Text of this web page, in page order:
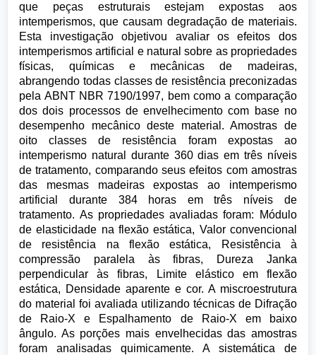
que peças estruturais estejam expostas aos
intemperismos, que causam degradação de materiais.
Esta investigação objetivou avaliar os efeitos dos
intemperismos artificial e natural sobre as propriedades
físicas, químicas e mecânicas de madeiras,
abrangendo todas classes de resistência preconizadas
pela ABNT NBR 7190/1997, bem como a comparação
dos dois processos de envelhecimento com base no
desempenho mecânico deste material. Amostras de
oito classes de resistência foram expostas ao
intemperismo natural durante 360 dias em três níveis
de tratamento, comparando seus efeitos com amostras
das mesmas madeiras expostas ao intemperismo
artificial durante 384 horas em três níveis de
tratamento. As propriedades avaliadas foram: Módulo
de elasticidade na flexão estática, Valor convencional
de resistência na flexão estática, Resistência à
compressão paralela às fibras, Dureza Janka
perpendicular às fibras, Limite elástico em flexão
estática, Densidade aparente e cor. A miscroestrutura
do material foi avaliada utilizando técnicas de Difração
de Raio-X e Espalhamento de Raio-X em baixo
ângulo. As porções mais envelhecidas das amostras
foram analisadas quimicamente. A sistemática de